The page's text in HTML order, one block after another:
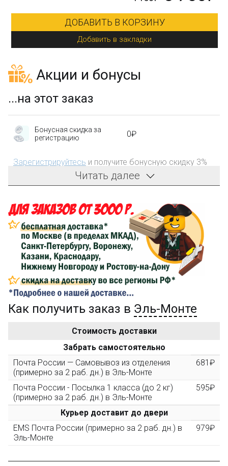
ДОБАВИТЬ В КОРЗИНУ
Добавить в закладки
Акции и бонусы
...на этот заказ
Бонусная скидка за
регистрацию
0₽
Зарегистрируйтесь и получите бонусную скидку 3%
на первый заказ!
затрат на доставку
Сделайте заказ на сумму не менее 3 000₽, оплатите
его на карту Сбербанка и получите 150₽ на
компенсацию доставки.
...на следующий заказ
Золотая скидка
персональная
10%
3000 рублей, Вы получите постоянную скидку на все
повторные заказы - 10%
Скидка за обзор
(фото сборки) до 10%
Пришлите фото поэтапной сборки купленного
конструктора и получите дополнительную скидку
10% при покупке следующего набора (не дороже 10
Читать далее
Как получить заказ в Эль-Монте
Стоимость доставки
Забрать самостоятельно
Почта России — Самовывоз из отделения
(примерно за 2 раб. дн.) в Эль-Монте
681₽
Почта России - Посылка 1 класса (до 2 кг)
(примерно за 2 раб. дн.) в Эль-Монте
595₽
Курьер доставит до двери
EMS Почта России (примерно за 2 раб. дн.) в
Эль-Монте
979₽